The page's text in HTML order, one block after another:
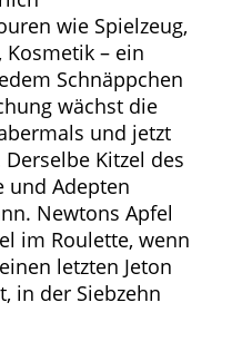
wie Spielzeug,
Kosmetik – ein
Schnäppchen
wächst die
und jetzt
Kitzel des
und Adepten
Newtons Apfel
im Roulette, wenn
letzten Jeton
in der Siebzehn